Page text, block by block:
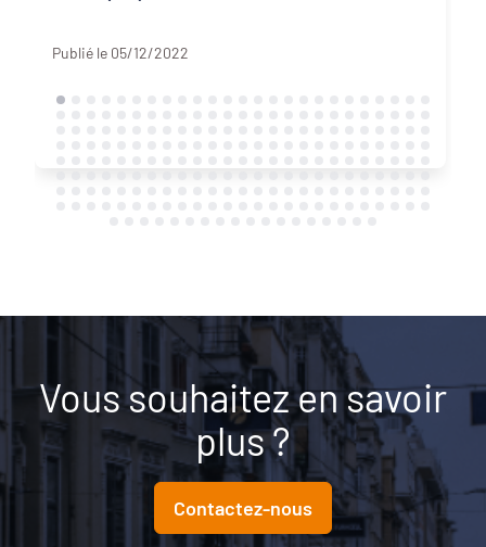
Publié le 05/12/2022
Vous souhaitez en savoir
plus ?
Contactez-nous